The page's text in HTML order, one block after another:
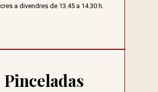
a divendres de 13.45 a 14.30 h.
Pinceladas